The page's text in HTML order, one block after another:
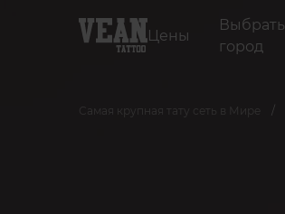
Цены
Выбрать
город
Самая крупная тату сеть в Мире